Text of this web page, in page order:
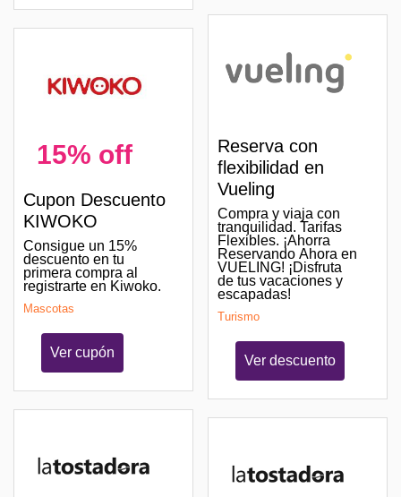
15% off
Cupon Descuento
KIWOKO
Consigue un 15%
descuento en tu
primera compra al
registrarte en Kiwoko.
Mascotas
Ver cupón
Reserva con
flexibilidad en
Vueling
Compra y viaja con
tranquilidad. Tarifas
Flexibles. ¡Ahorra
Reservando Ahora en
VUELING! ¡Disfruta
de tus vacaciones y
escapadas!
Turismo
Ver descuento